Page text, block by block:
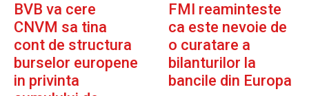
BVB va cere
CNVM sa tina
cont de structura
burselor europene
in privinta
FMI reaminteste
ca este nevoie de
o curatare a
bilanturilor la
bancile din Europa